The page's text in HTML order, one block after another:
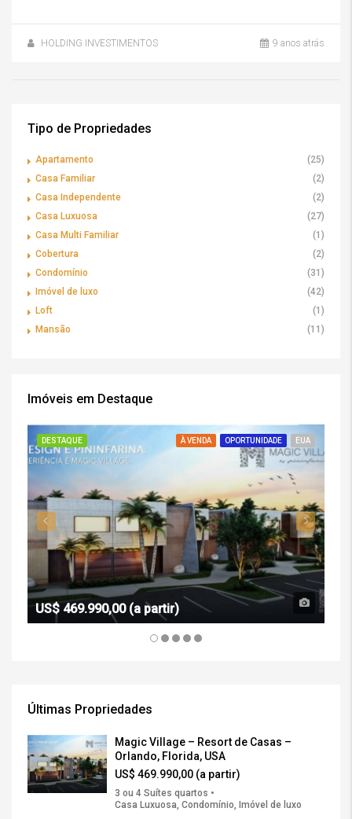
HOLDING INVESTIMENTOS 9 anos atrás
Tipo de Propriedades
Apartamento
(25)
Casa Familiar
(2)
Casa Independente
(2)
Casa Luxuosa
(27)
Casa Multi Familiar
(1)
Cobertura
(2)
Condomínio
(31)
Imóvel de luxo
(42)
Loft
(1)
Mansão
(11)
Imóveis em Destaque
DESTAQUE À VENDA OPORTUNIDADE EUA
US$ 469.990,00 (a partir)
Últimas Propriedades
Magic Village – Resort de Casas –
Orlando, Florida, USA
US$ 469.990,00 (a partir)
3 ou 4 Suítes quartos •
Casa Luxuosa, Condomínio, Imóvel de luxo